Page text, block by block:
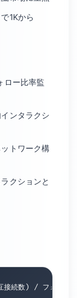
1Kから
ロー比率監
ンタラクシ
トワーク構
クションと